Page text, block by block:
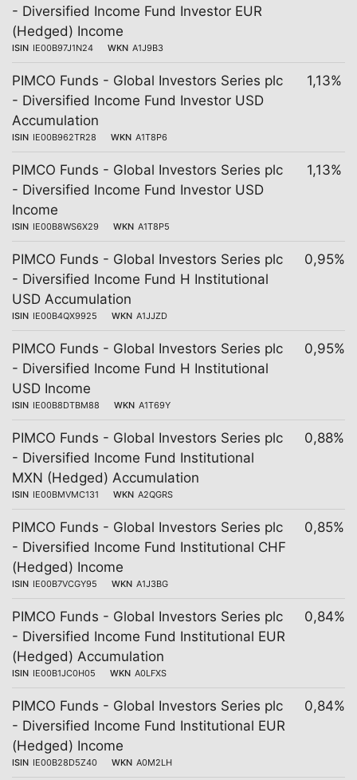
- Diversified Income Fund Investor EUR
(Hedged) Income
ISIN IE00B97J1N24 WKN A1J9B3
PIMCO Funds - Global Investors Series plc
- Diversified Income Fund Investor USD
Accumulation
ISIN IE00B962TR28 WKN A1T8P6
1,13%
PIMCO Funds - Global Investors Series plc
- Diversified Income Fund Investor USD
Income
ISIN IE00B8WS6X29 WKN A1T8P5
1,13%
PIMCO Funds - Global Investors Series plc
- Diversified Income Fund H Institutional
USD Accumulation
ISIN IE00B4QX9925 WKN A1JJZD
0,95%
PIMCO Funds - Global Investors Series plc
- Diversified Income Fund H Institutional
USD Income
ISIN IE00B8DTBM88 WKN A1T69Y
0,95%
PIMCO Funds - Global Investors Series plc
- Diversified Income Fund Institutional
MXN (Hedged) Accumulation
ISIN IE00BMVMC131 WKN A2QGRS
0,88%
PIMCO Funds - Global Investors Series plc
- Diversified Income Fund Institutional CHF
(Hedged) Income
ISIN IE00B7VCGY95 WKN A1J3BG
0,85%
PIMCO Funds - Global Investors Series plc
- Diversified Income Fund Institutional EUR
(Hedged) Accumulation
ISIN IE00B1JC0H05 WKN A0LFXS
0,84%
PIMCO Funds - Global Investors Series plc
- Diversified Income Fund Institutional EUR
(Hedged) Income
ISIN IE00B28D5Z40 WKN A0M2LH
0,84%